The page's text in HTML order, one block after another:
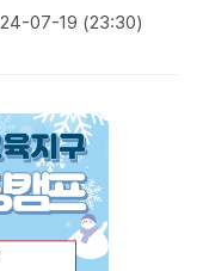
07-19 (23:30)